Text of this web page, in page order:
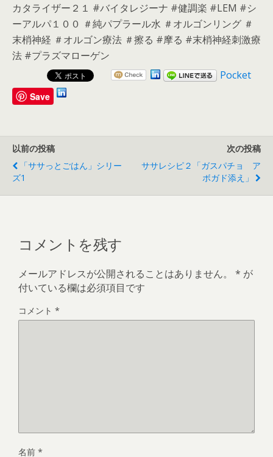
カタライザー２１ #バイタレジーナ #健調楽 #LEM #シ
ーアルパ１００ ＃純パプラール水 ＃オルゴンリング ＃
末梢神経 ＃オルゴン療法 ＃擦る #摩る #末梢神経刺激療
法 #プラズマローゲン
Pocket
Save
以前の投稿
「ササっとごはん」シリー
ズ1
次の投稿
ササレシピ２「ガスパチョ ア
ボガド添え」
コメントを残す
メールアドレスが公開されることはありません。 * が
付いている欄は必須項目です
コメント *
名前 *